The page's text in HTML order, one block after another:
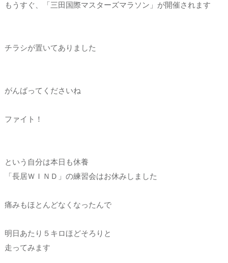
もうすぐ、「三田国際マスターズマラソン」が開催されます
チラシが置いてありました
がんばってくださいね
ファイト！
という自分は本日も休養
「長居ＷＩＮＤ」の練習会はお休みしました
痛みもほとんどなくなったんで
明日あたり５キロほどそろりと
走ってみます